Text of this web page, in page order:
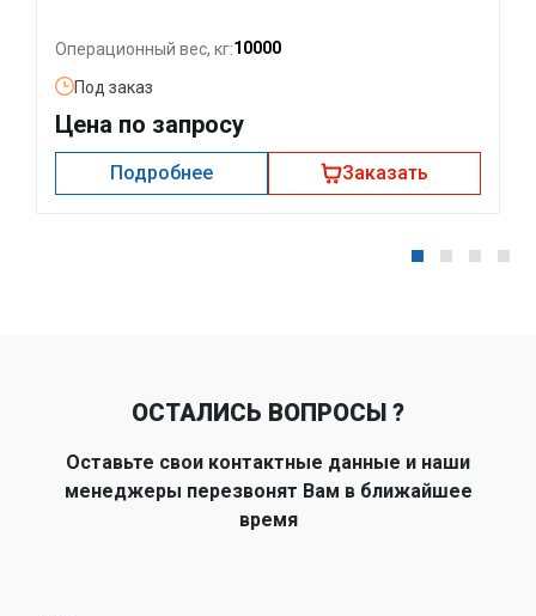
Операционный вес, кг:10000
Под заказ
Цена по запросу
Подробнее Заказать
ОСТАЛИСЬ ВОПРОСЫ ?
Оставьте свои контактные данные и наши
менеджеры перезвонят Вам в ближайшее
время